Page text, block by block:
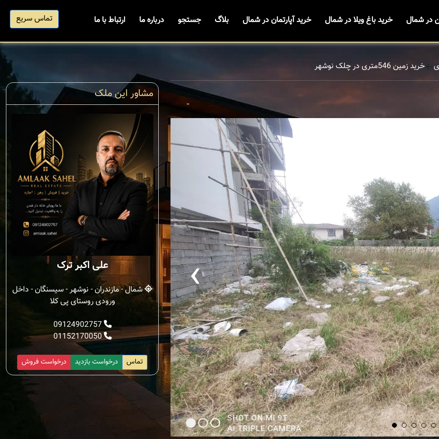
در شمال خرید باغ ویلا در شمال خرید آپارتمان در شمال بلاگ جستجو درباره ما ارتباط با ما تماس سریع
خرید زمین 546متری در چلک نوشهر
‹
مشاور این ملک
علی اکبر ترک
شمال - مازندران - نوشهر - سیسنگان - داخل
ورودی روستای پی کلا
09124902757
01152170050
درخواست فروش درخواست بازدید تماس